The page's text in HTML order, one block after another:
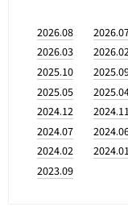
2026.08
2026.03
2025.10
2025.05
2024.12
2024.07
2024.02
2023.09